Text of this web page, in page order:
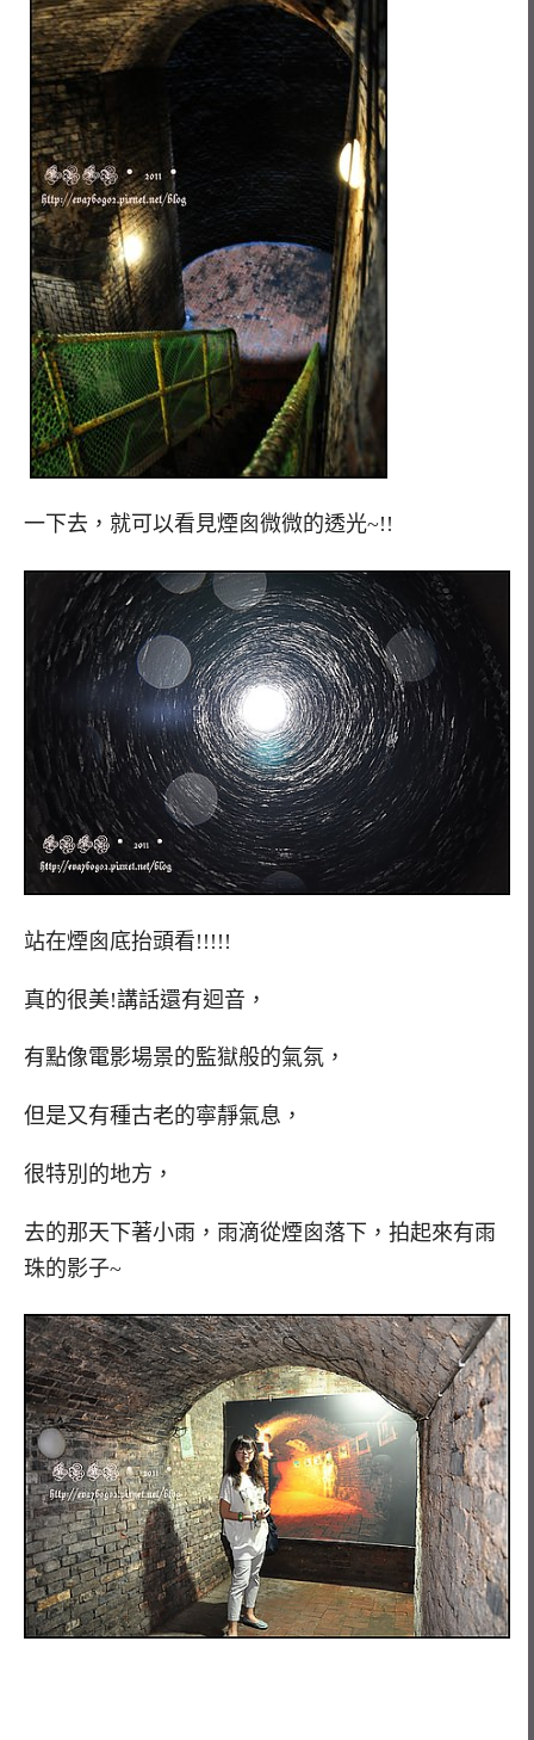
一下去，就可以看見煙囪微微的透光~!!
站在煙囪底抬頭看!!!!!
真的很美!講話還有迴音，
有點像電影場景的監獄般的氣氛，
但是又有種古老的寧靜氣息，
很特別的地方，
去的那天下著小雨，雨滴從煙囪落下，拍起來有雨
珠的影子~